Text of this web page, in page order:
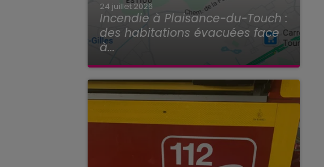
24 juillet 2026
Incendie à Plaisance-du-Touch :
des habitations évacuées face
à...